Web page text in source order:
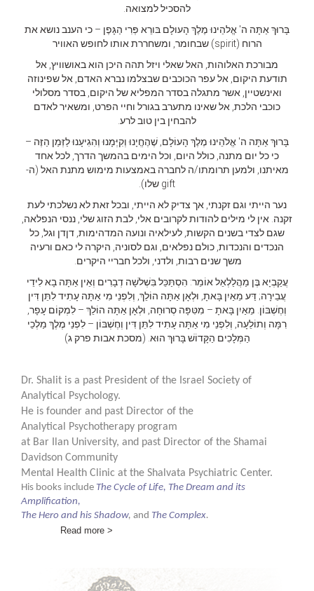
להסכיל למצואה.
בָּרוּךְ אַתָּה ה' אֱלהֵינוּ מֶלֶךְ הָעולָם בּורֵא פְּרִי הַגָּפֶן – כי הענב נושא את
הרוח (spirit) שבחומר, ומשחררת אותו לחופש האוויר
מבורכת האלוהות, האל שאלי ויזל תהה היכן הוא באושוויץ, אל
תודעת היקום, אל עפר הכוכבים שבצלמו נברא האדם, אל שפינוזה
ואינשטיין, אשר מתגלה בסדר המפליא של היקום, בסדר מסלולי
כוכבי הלכת, אל שאינו מתערב בגורל וחיי הפרט, ומשאיר לאדם
להבחין בין טוב לרע.
בָּרוּךְ אַתָּה ה' אֱלֹהֵינוּ מֶלֶךְ הָעוֹלָם, שֶׁהֶחֱיָנוּ וְקִיְּמָנוּ וְהִגִיעָנוּ לַזְּמַן הַזֶּה –
כי כל יום מתנה, כולל היום, וכל הימים בהמשך הדרך, לכל אחד
מאיתנו, ולמען תרומתו/ה לחברה באמצעות מימוש מתנת האל (ה-
gift שלו).
נער הייתי וגם זקנתי, אך צדיק לא הייתי, ובכל זאת לא נשלכתי לעת
זקנה. אין לי מילים להודות לקרובים אלי, לבת הזוג שלי, ננסי הנפלאה,
שגם לצדי בשנים הקשות, לעילאיה ונועה המדהימות, דןדן וגל, כל
הנכדים והנכדות, כולם נפלאים, וגם לסוניה, היקרה לי כאם ורעיה
משך שנים רבות, ולדני, ולכל חבריי היקרים.
עֲקַבְיָא בֶּן מַהֲלַלְאֵל אוֹמֵר: הִסְתַּכֵּל בִּשְׁלשָׁה דְבָרִים וְאֵין אַתָּה בָא לִידֵי
עֲבֵירָה; דַּע מֵאַיִן בָּאתָ, וּלְאָן אַתָּה הוֹלֵךְ, וְלִפְנֵי מִי אַתָּה עָתִיד לִתֵּן דִּין
וְחֶשְׁבּוֹן. מֵאַיִן בָּאתָ – מִטִּפָּה סְרוּחָה, וּלְאָן אַתָּה הוֹלֵךְ – לִמְקוֹם עָפָר,
רִמָּה וְתוֹלֵעָה, וְלִפְנֵי מִי אַתָּה עָתִיד לִתֵּן דִּין וְחֶשְׁבּוֹן – לִפְנֵי מֶלֶךְ מַלְכֵי
הַמְּלָכִים הַקָּדוֹשׁ בָּרוּךְ הוּא. (מסכת אבות פרק ג)
Dr. Shalit is a past President of the Israel Society of
Analytical Psychology.
He is founder and past Director of the
Analytical Psychotherapy program
at Bar Ilan University, and past Director of the Shamai
Davidson Community
Mental Health Clinic at the Shalvata Psychiatric Center.
His books include The Cycle of Life, The Dream and its
Amplification,
The Hero and his Shadow, and The Complex.
Read more >